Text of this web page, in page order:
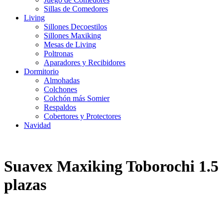
Sillas de Comedores
Living
Sillones Decoestilos
Sillones Maxiking
Mesas de Living
Poltronas
Aparadores y Recibidores
Dormitorio
Almohadas
Colchones
Colchón más Somier
Respaldos
Cobertores y Protectores
Navidad
Suavex Maxiking Toborochi 1.5
plazas